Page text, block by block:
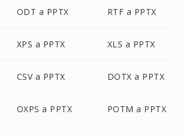
ODT a PPTX RTF a PPTX
XPS a PPTX XLS a PPTX
CSV a PPTX DOTX a PPTX
OXPS a PPTX POTM a PPTX